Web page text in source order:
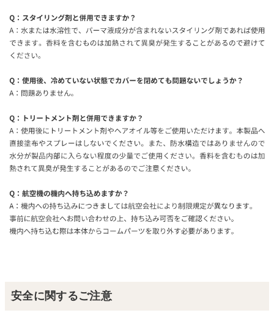
安全に関するご注意